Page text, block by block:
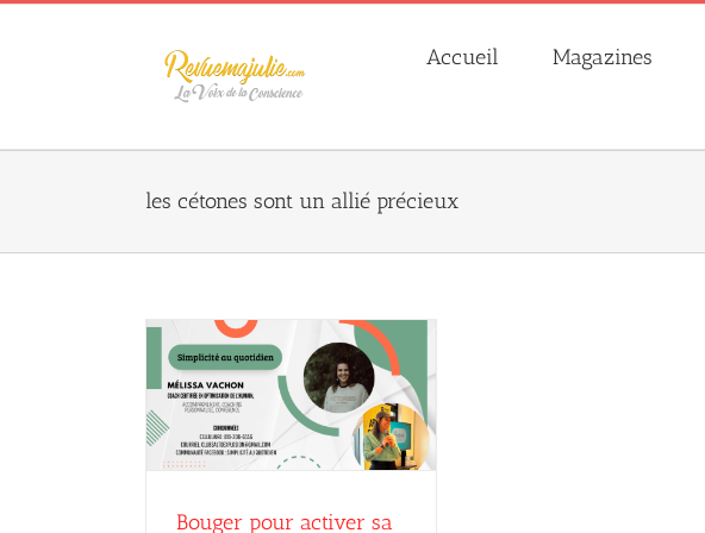
Skip
Accueil Magazines
les cétones sont un allié précieux
Bouger pour activer sa